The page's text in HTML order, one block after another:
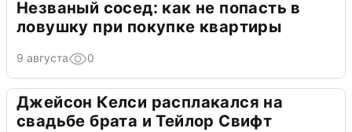
Незваный сосед: как не попасть в
ловушку при покупке квартиры
9 августа 0
Джейсон Келси расплакался на
свадьбе брата и Тейлор Свифт